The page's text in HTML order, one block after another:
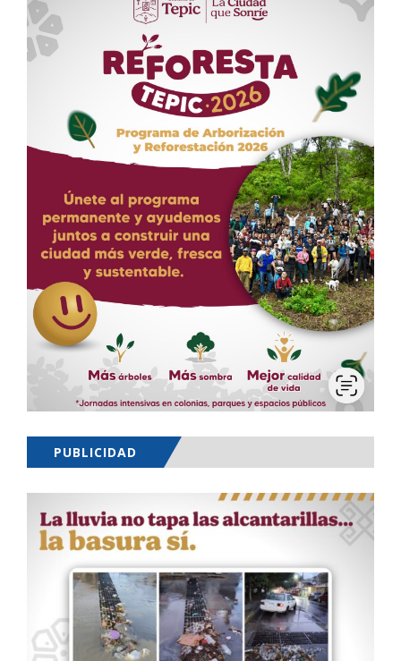
PUBLICIDAD